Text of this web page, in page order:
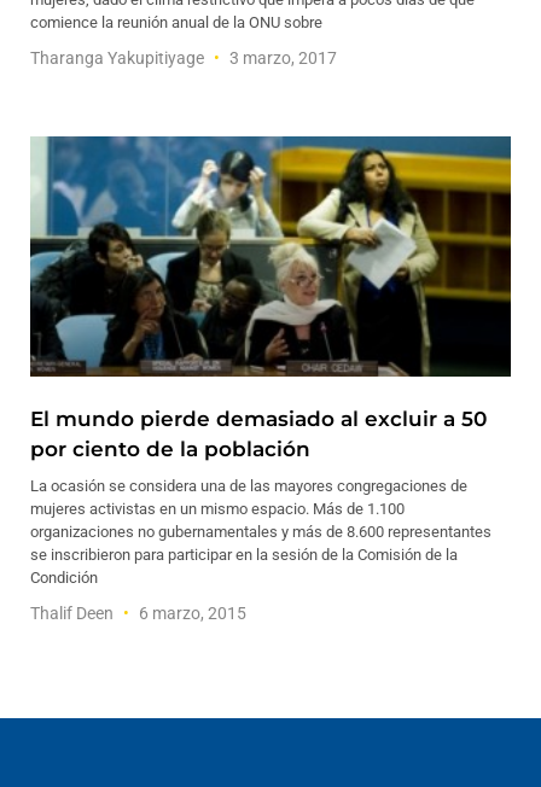
comience la reunión anual de la ONU sobre
Tharanga Yakupitiyage 3 marzo, 2017
El mundo pierde demasiado al excluir a 50
por ciento de la población
La ocasión se considera una de las mayores congregaciones de
mujeres activistas en un mismo espacio. Más de 1.100
organizaciones no gubernamentales y más de 8.600 representantes
se inscribieron para participar en la sesión de la Comisión de la
Condición
Thalif Deen 6 marzo, 2015